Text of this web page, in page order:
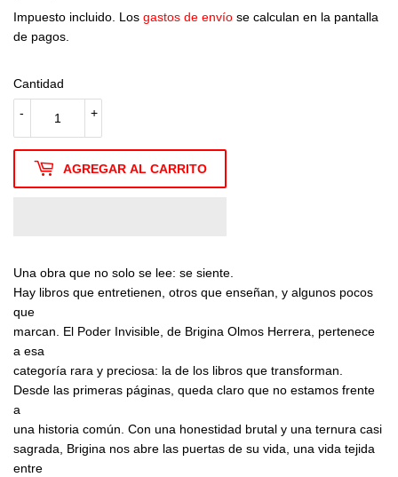
Impuesto incluido. Los gastos de envío se calculan en la pantalla
de pagos.
Cantidad
+
-
AGREGAR AL CARRITO
Una obra que no solo se lee: se siente.
Hay libros que entretienen, otros que enseñan, y algunos pocos
que
marcan. El Poder Invisible, de Brigina Olmos Herrera, pertenece
a esa
categoría rara y preciosa: la de los libros que transforman.
Desde las primeras páginas, queda claro que no estamos frente
a
una historia común. Con una honestidad brutal y una ternura casi
sagrada, Brigina nos abre las puertas de su vida, una vida tejida
entre